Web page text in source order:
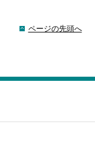
ページの先頭へ